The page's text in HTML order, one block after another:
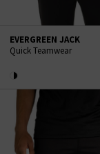
EVERGREEN JACK
Quick Teamwear